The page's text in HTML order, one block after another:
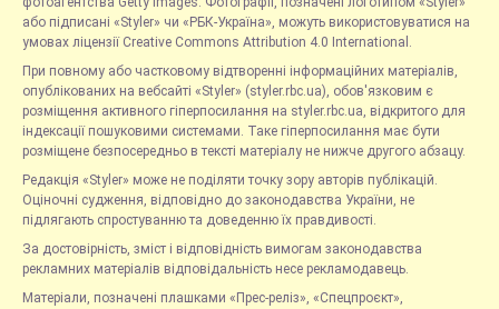
або підписані «Styler» чи «РБК-Україна», можуть використовуватися на
умовах ліцензії Creative Commons Attribution 4.0 International.
При повному або частковому відтворенні інформаційних матеріалів,
опублікованих на вебсайті «Styler» (styler.rbc.ua), обов'язковим є
розміщення активного гіперпосилання на styler.rbc.ua, відкритого для
індексації пошуковими системами. Таке гіперпосилання має бути
розміщене безпосередньо в тексті матеріалу не нижче другого абзацу.
Редакція «Styler» може не поділяти точку зору авторів публікацій.
Оціночні судження, відповідно до законодавства України, не
підлягають спростуванню та доведенню їх правдивості.
За достовірність, зміст і відповідність вимогам законодавства
рекламних матеріалів відповідальність несе рекламодавець.
Матеріали, позначені плашками «Прес-реліз», «Спецпроєкт»,